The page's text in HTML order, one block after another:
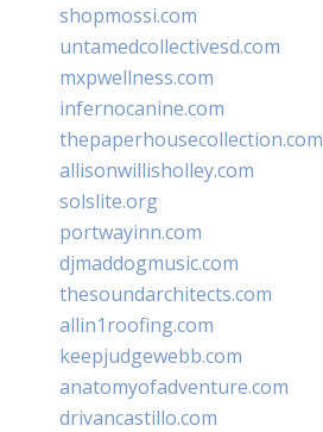
shopmossi.com
untamedcollectivesd.com
mxpwellness.com
infernocanine.com
thepaperhousecollection.com
allisonwillisholley.com
solslite.org
portwayinn.com
djmaddogmusic.com
thesoundarchitects.com
allin1roofing.com
keepjudgewebb.com
anatomyofadventure.com
drivancastillo.com